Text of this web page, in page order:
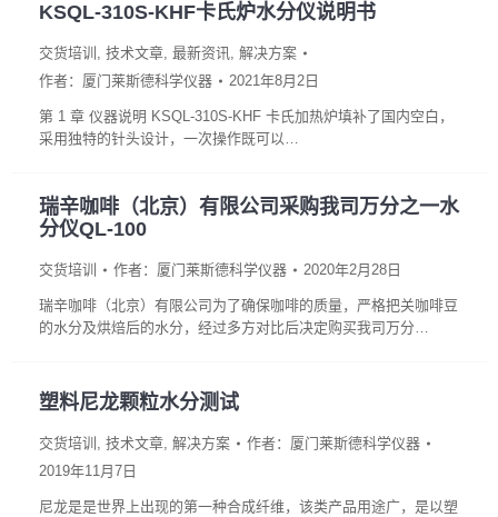
KSQL-310S-KHF卡氏炉水分仪说明书
交货培训 , 技术文章, 最新资讯, 解决方案
作者： 厦门莱斯德科学仪器 2021年8月2日
第 1 章 仪器说明 KSQL-310S-KHF 卡氏加热炉填补了国内空白，
采用独特的针头设计，一次操作既可以…
瑞辛咖啡（北京）有限公司采购我司万分之一水
分仪QL-100
交货培训 作者： 厦门莱斯德科学仪器 2020年2月28日
瑞辛咖啡（北京）有限公司为了确保咖啡的质量，严格把关咖啡豆
的水分及烘焙后的水分，经过多方对比后决定购买我司万分…
塑料尼龙颗粒水分测试
交货培训 , 技术文章, 解决方案 作者： 厦门莱斯德科学仪器
2019年11月7日
尼龙是是世界上出现的第一种合成纤维，该类产品用途广，是以塑